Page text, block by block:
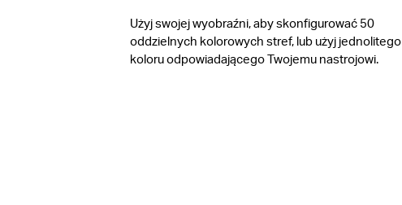
Użyj swojej wyobraźni, aby skonfigurować 50
oddzielnych kolorowych stref, lub użyj jednolitego
koloru odpowiadającego Twojemu nastrojowi.